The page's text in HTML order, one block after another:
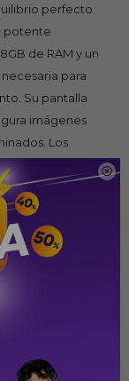

perfecto
potente
de RAM y un
para
Su pantalla
imágenes
Los
fluida en tareas
Windows
con Wi-
en un diseño
1.7 - 4.7 GHz